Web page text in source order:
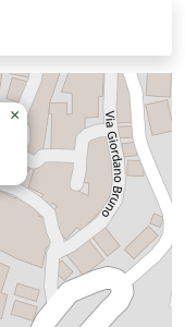
×